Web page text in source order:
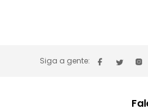
Siga a gente: